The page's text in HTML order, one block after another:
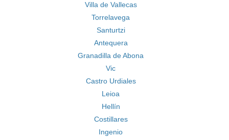
Villa de Vallecas
Torrelavega
Santurtzi
Antequera
Granadilla de Abona
Vic
Castro Urdiales
Leioa
Hellín
Costillares
Ingenio